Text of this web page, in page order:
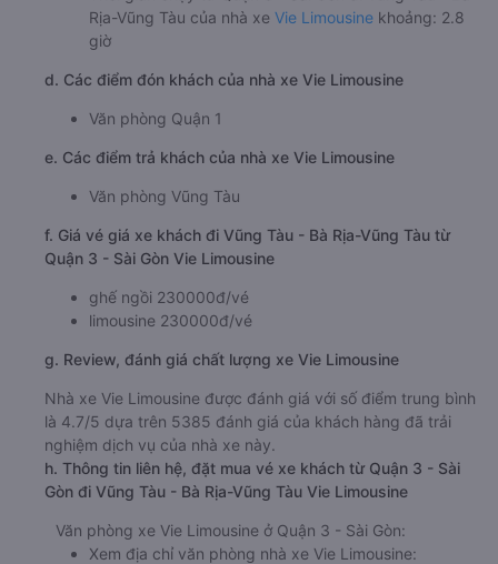
Rịa-Vũng Tàu của nhà xe Vie Limousine khoảng: 2.8
giờ
d. Các điểm đón khách của nhà xe Vie Limousine
Văn phòng Quận 1
e. Các điểm trả khách của nhà xe Vie Limousine
Văn phòng Vũng Tàu
f. Giá vé giá xe khách đi Vũng Tàu - Bà Rịa-Vũng Tàu từ
Quận 3 - Sài Gòn Vie Limousine
ghế ngồi 230000đ/vé
limousine 230000đ/vé
g. Review, đánh giá chất lượng xe Vie Limousine
Nhà xe Vie Limousine được đánh giá với số điểm trung bình
là 4.7/5 dựa trên 5385 đánh giá của khách hàng đã trải
nghiệm dịch vụ của nhà xe này.
h. Thông tin liên hệ, đặt mua vé xe khách từ Quận 3 - Sài
Gòn đi Vũng Tàu - Bà Rịa-Vũng Tàu Vie Limousine
Văn phòng xe Vie Limousine ở Quận 3 - Sài Gòn:
Xem địa chỉ văn phòng nhà xe Vie Limousine: